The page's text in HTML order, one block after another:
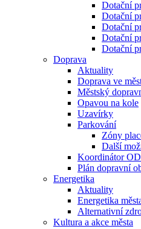
Dotační
Dotační
Dotační
Dotační
Dotační
Doprava
Aktuality
Doprava ve
Městský
Opavou na kole
Uzavírky
Parkování
Zóny
Další
Koordinátor
Plán dopravní
Energetika
Aktuality
Energetika
Alternativní
Kultura a akce města